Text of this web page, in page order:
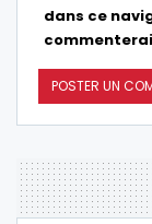
dans ce